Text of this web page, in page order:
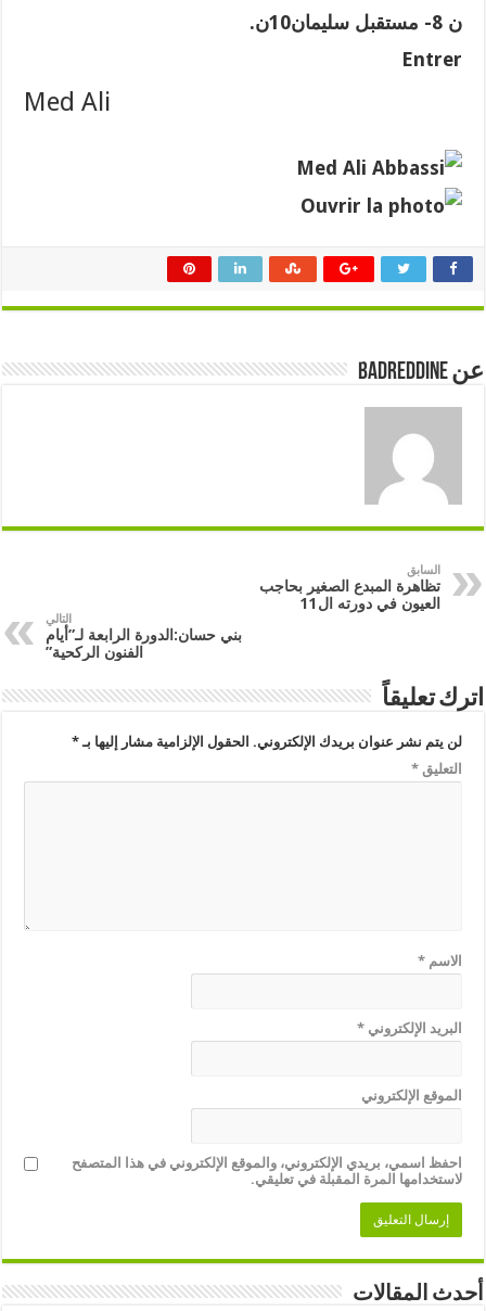
ن 8- مستقبل سليمان10ن.
Entrer
Med Ali
عن badreddine
السابق
تظاهرة المبدع الصغير بحاجب
العيون في دورته ال11
التالي
بني حسان:الدورة الرابعة لـ”أيام
الفنون الركحية”
اترك تعليقاً
لن يتم نشر عنوان بريدك الإلكتروني. الحقول الإلزامية مشار إليها بـ*
التعليق*
الاسم*
البريد الإلكتروني*
الموقع الإلكتروني
احفظ اسمي، بريدي الإلكتروني، والموقع الإلكتروني في هذا المتصفح
لاستخدامها المرة المقبلة في تعليقي.
أحدث المقالات